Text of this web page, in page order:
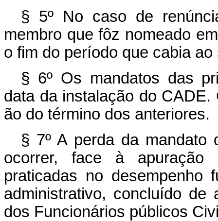
§ 5º No caso de
membro que fôz nomeado
o fim do período que cabia
§ 6º Os mandatos das
data da instalação do
ão do término dos anteriores.
§ 7º A perda da mandato
ocorrer, face à apuração
praticadas no desempenho
administrativo, concluído
dos Funcionários públicos